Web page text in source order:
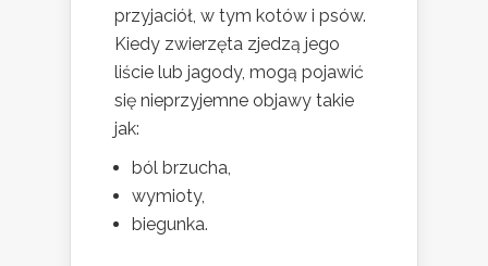
przyjaciół, w tym kotów i psów.
Kiedy zwierzęta zjedzą jego
liście lub jagody, mogą pojawić
się nieprzyjemne objawy takie
jak:
ból brzucha,
wymioty,
biegunka.